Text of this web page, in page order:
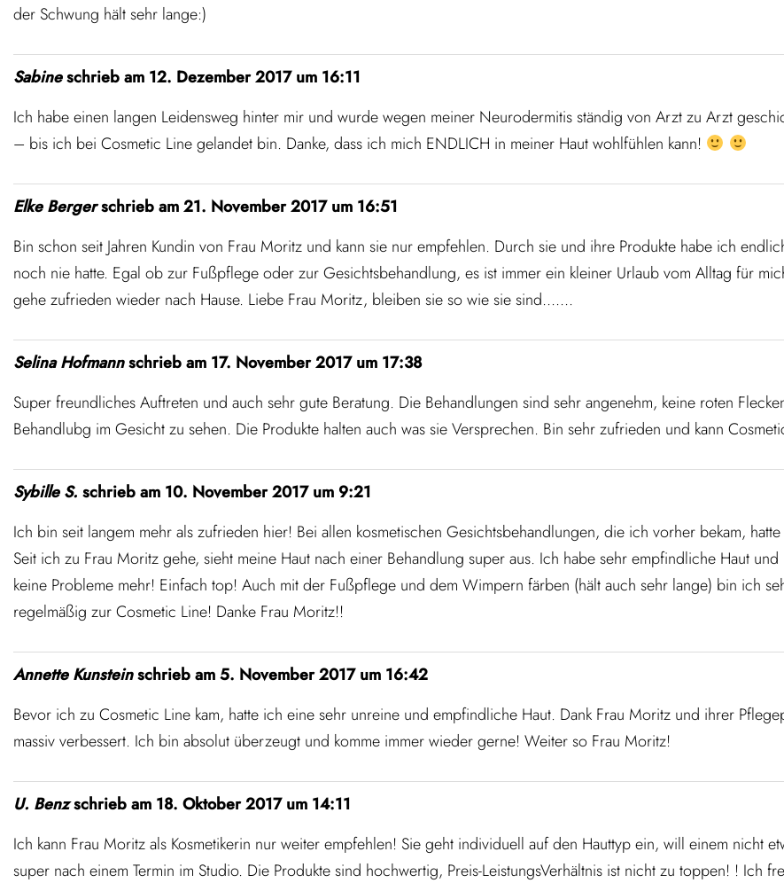
der Schwung hält sehr lange:)
Sabineschrieb am 12. Dezember 2017 um 16:11
Ich habe einen langen Leidensweg hinter mir und wurde wegen meiner Neurodermitis ständig von Arzt zu Arzt
– bis ich bei Cosmetic Line gelandet bin. Danke, dass ich mich ENDLICH in meiner Haut wohlfühlen kann!
Elke Bergerschrieb am21. November 2017 um 16:51
Bin schon seit Jahren Kundin von Frau Moritz und kann sie nur empfehlen. Durch sie und ihre Produkte habe ich
noch nie hatte. Egal ob zur Fußpflege oder zur Gesichtsbehandlung, es ist immer ein kleiner Urlaub vom Alltag für
gehe zufrieden wieder nach Hause. Liebe Frau Moritz, bleiben sie so wie sie sind.......
Selina Hofmannschrieb am 17. November 2017 um 17:38
Super freundliches Auftreten und auch sehr gute Beratung. Die Behandlungen sind sehr angenehm, keine roten
Behandlubg im Gesicht zu sehen. Die Produkte halten auch was sie Versprechen. Bin sehr zufrieden und kann
Sybille S. schrieb am 10. November 2017 um 9:21
Ich bin seit langem mehr als zufrieden hier! Bei allen kosmetischen Gesichtsbehandlungen, die ich vorher bekam,
Seit ich zu Frau Moritz gehe, sieht meine Haut nach einer Behandlung super aus. Ich habe sehr empfindliche Haut
keine Probleme mehr! Einfach top! Auch mit der Fußpflege und dem Wimpern färben (hält auch sehr lange) bin ich
regelmäßig zur Cosmetic Line! Danke Frau Moritz!!
Annette Kunsteinschrieb am5. November 2017 um 16:42
Bevor ich zu Cosmetic Line kam, hatte ich eine sehr unreine und empfindliche Haut. Dank Frau Moritz und ihrer
massiv verbessert. Ich bin absolut überzeugt und komme immer wieder gerne! Weiter so Frau Moritz!
U. Benzschrieb am 18. Oktober 2017 um 14:11
Ich kann Frau Moritz als Kosmetikerin nur weiter empfehlen! Sie geht individuell auf den Hauttyp ein, will einem nicht
super nach einem Termin im Studio. Die Produkte sind hochwertig, Preis-LeistungsVerhältnis ist nicht zu toppen! ! Ich